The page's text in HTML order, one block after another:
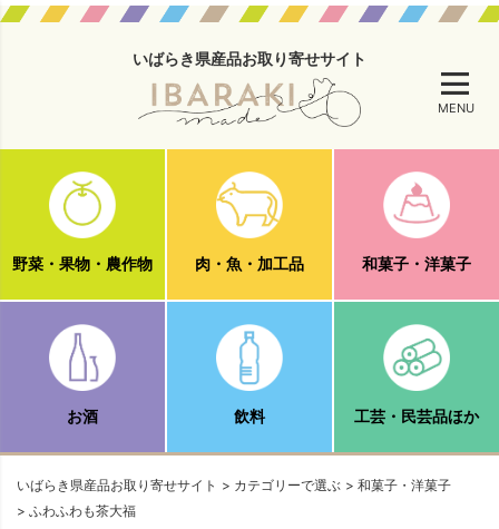
いばらき県産品お取り寄せサイト
MENU
野菜・果物・農作物 肉・魚・加工品 和菓子・洋菓子
お酒 飲料 工芸・民芸品ほか
いばらき県産品お取り寄せサイト カテゴリーで選ぶ
和菓子・洋菓子
ふわふわも茶大福